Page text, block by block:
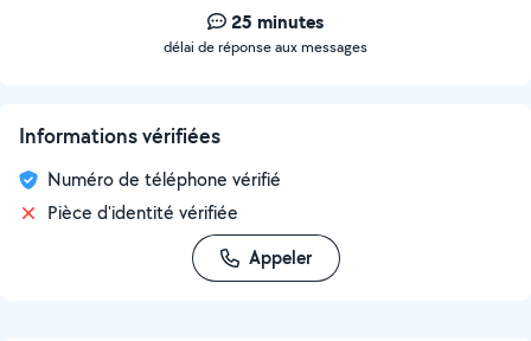
25 minutes
délai de réponse aux messages
Informations vérifiées
Numéro de téléphone vérifié
Pièce d'identité vérifiée
Appeler